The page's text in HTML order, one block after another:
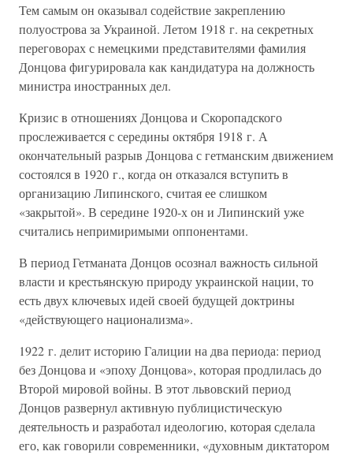
Тем самым он оказывал содействие закреплению
полуострова за Украиной. Летом 1918 г. на секретных
переговорах с немецкими представителями фамилия
Донцова фигурировала как кандидатура на должность
министра иностранных дел.
Кризис в отношениях Донцова и Скоропадского
прослеживается с середины октября 1918 г. А
окончательный разрыв Донцова с гетманским движением
состоялся в 1920 г., когда он отказался вступить в
организацию Липинского, считая ее слишком
«закрытой». В середине 1920-х он и Липинский уже
считались непримиримыми оппонентами.
В период Гетманата Донцов осознал важность сильной
власти и крестьянскую природу украинской нации, то
есть двух ключевых идей своей будущей доктрины
«действующего национализма».
1922 г. делит историю Галиции на два периода: период
без Донцова и «эпоху Донцова», которая продлилась до
Второй мировой войны. В этот львовский период
Донцов развернул активную публицистическую
деятельность и разработал идеологию, которая сделала
его, как говорили современники, «духовным диктатором